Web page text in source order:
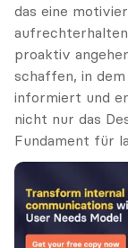
das eine
proaktiv
schaffen, in
informiert und
nicht nur das
Fundament für